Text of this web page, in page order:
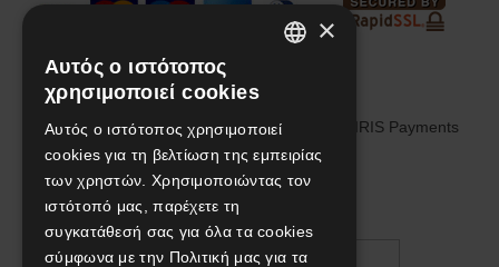
We are social!
×
Αυτός ο ιστότοπος
χρησιμοποιεί cookies
Αυτός ο ιστότοπος χρησιμοποιεί
cookies για τη βελτίωση της εμπειρίας
των χρηστών. Χρησιμοποιώντας τον
ιστότοπό μας, παρέχετε τη
συγκατάθεσή σας για όλα τα cookies
σύμφωνα με την Πολιτική μας για τα